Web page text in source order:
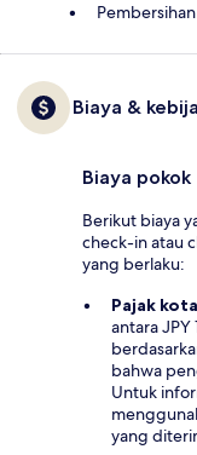
Biaya &
Biaya pokok
Berikut biaya
check-in atau
yang berlaku:
Pajak kota
antara
bahwa
Untuk
yang